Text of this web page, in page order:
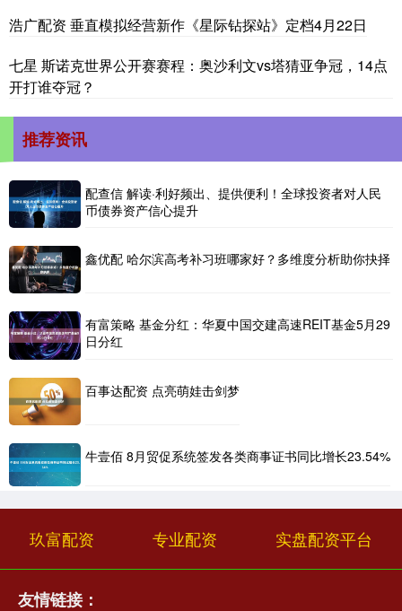
浩广配资 垂直模拟经营新作《星际钻探站》定档4月22日
七星 斯诺克世界公开赛赛程：奥沙利文vs塔猜亚争冠，14点
开打谁夺冠？
推荐资讯
配查信 解读·利好频出、提供便利！全球投资者对人民
币债券资产信心提升
鑫优配 哈尔滨高考补习班哪家好？多维度分析助你抉择
有富策略 基金分红：华夏中国交建高速REIT基金5月29
日分红
百事达配资 点亮萌娃击剑梦
牛壹佰 8月贸促系统签发各类商事证书同比增长23.54%
玖富配资 专业配资 实盘配资平台
友情链接：